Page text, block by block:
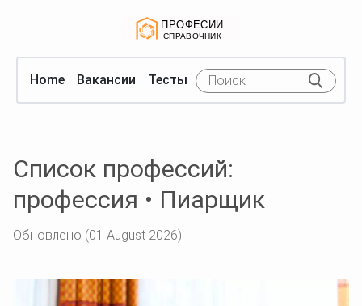
Home Вакансии Тесты
Список профессий:
профессия • Пиарщик
Обновлено (01 August 2026)